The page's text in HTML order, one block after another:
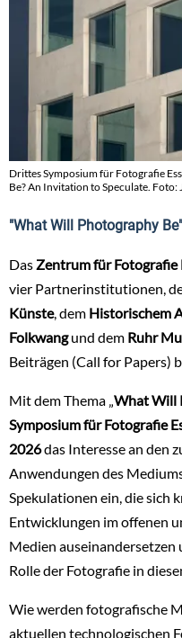
Drittes Symposium für Fotografie
Be? An Invitation to Speculate. Foto:
"What Will Photography
Das Zentrum für Fotografie
vier Partnerinstitutionen,
Künste, dem Historischem
Folkwangund dem Ruhr
Beiträgen (Call for Papers)
Mit dem Thema „ What Will
Symposium für Fotografie
2026das Interesse an den
Anwendungen des
Spekulationen ein, die sich
Entwicklungen im offenen
Medien auseinandersetzen
Rolle der Fotografie in
Wie werden fotografische
aktuellen technologischen